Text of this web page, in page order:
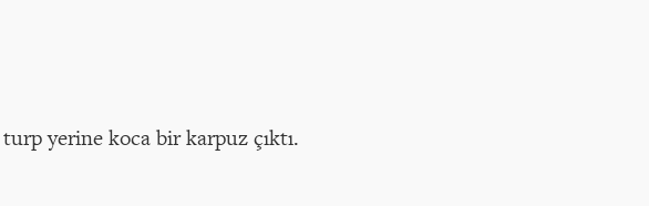
yerine koca bir karpuz çıktı.